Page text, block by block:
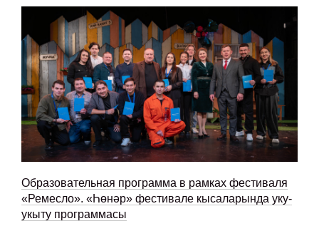
Образовательная программа в рамках фестиваля
«Ремесло». «Һөнәр» фестивале кысаларында уку-
укыту программасы